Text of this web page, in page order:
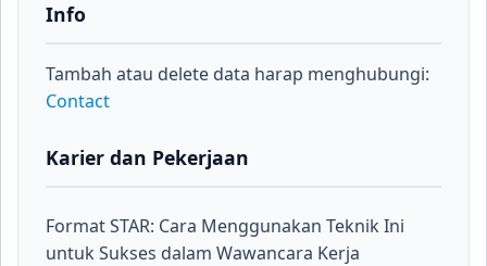
Info
Tambah atau delete data harap menghubungi:
Contact
Karier dan Pekerjaan
Format STAR: Cara Menggunakan Teknik Ini
untuk Sukses dalam Wawancara Kerja